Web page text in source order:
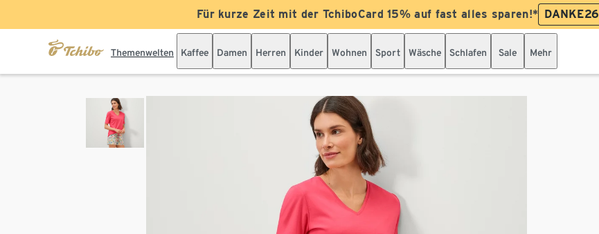
Für kurze Zeit mit der TchiboCard 15% auf fast alles sparen!* DANKE26
Themenwelten Kaffee Damen Herren Kinder Wohnen Sport Wäsche Schlafen Sale Mehr